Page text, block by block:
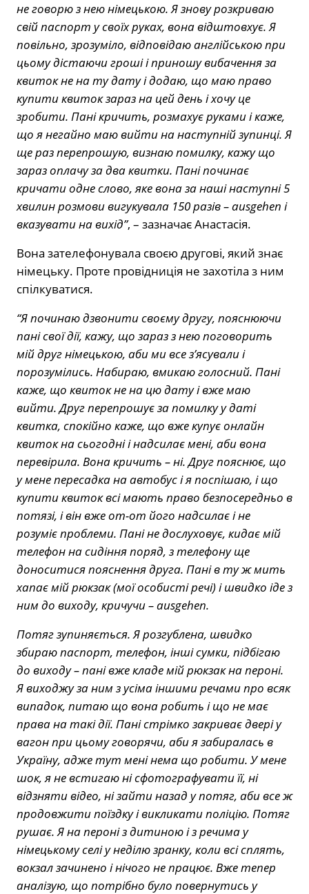
не говорю з нею німецькою. Я знову розкриваю
свій паспорт у своїх руках, вона відштовхує. Я
повільно, зрозуміло, відповідаю англійською при
цьому дістаючи гроші і приношу вибачення за
квиток не на ту дату і додаю, що маю право
купити квиток зараз на цей день і хочу це
зробити. Пані кричить, розмахує руками і каже,
що я негайно маю вийти на наступній зупинці. Я
ще раз перепрошую, визнаю помилку, кажу що
зараз оплачу за два квитки. Пані починає
кричати одне слово, яке вона за наші наступні 5
хвилин розмови вигукувала 150 разів – ausgehen і
вказувати на вихід”, – зазначає Анастасія.
Вона зателефонувала своєю другові, який знає
німецьку. Проте провідниція не захотіла з ним
спілкуватися.
“Я починаю дзвонити своєму другу, пояснюючи
пані свої дії, кажу, що зараз з нею поговорить
мій друг німецькою, аби ми все з’ясували і
порозумілись. Набираю, вмикаю голосний. Пані
каже, що квиток не на цю дату і вже маю
вийти. Друг перепрошує за помилку у даті
квитка, спокійно каже, що вже купує онлайн
квиток на сьогодні і надсилає мені, аби вона
перевірила. Вона кричить – ні. Друг пояснює, що
у мене пересадка на автобус і я поспішаю, і що
купити квиток всі мають право безпосередньо в
потязі, і він вже от-от його надсилає і не
розуміє проблеми. Пані не дослуховує, кидає мій
телефон на сидіння поряд, з телефону ще
доноситися пояснення друга. Пані в ту ж мить
хапає мій рюкзак (мої особисті речі) і швидко іде з
ним до виходу, кричучи – ausgehen.
Потяг зупиняється. Я розгублена, швидко
збираю паспорт, телефон, інші сумки, підбігаю
до виходу – пані вже кладе мій рюкзак на пероні.
Я виходжу за ним з усіма іншими речами про всяк
випадок, питаю що вона робить і що не має
права на такі дії. Пані стрімко закриває двері у
вагон при цьому говорячи, аби я забиралась в
Україну, адже тут мені нема що робити. У мене
шок, я не встигаю ні сфотографувати її, ні
відзняти відео, ні зайти назад у потяг, аби все ж
продовжити поїздку і викликати поліцію. Потяг
рушає. Я на пероні з дитиною і з речима у
німецькому селі у неділю зранку, коли всі сплять,
вокзал зачинено і нічого не працює. Вже тепер
аналізую, що потрібно було повернутись у